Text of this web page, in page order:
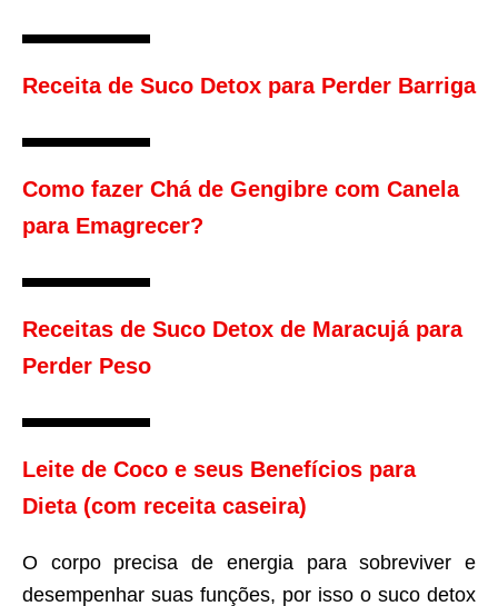
Receita de Suco Detox para Perder Barriga
Como fazer Chá de Gengibre com Canela
para Emagrecer?
Receitas de Suco Detox de Maracujá para
Perder Peso
Leite de Coco e seus Benefícios para
Dieta (com receita caseira)
O corpo precisa de energia para sobreviver e
desempenhar suas funções, por isso o suco detox